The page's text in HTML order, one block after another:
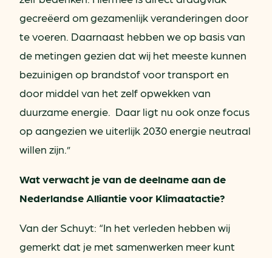
gecreëerd om gezamenlijk veranderingen door
te voeren. Daarnaast hebben we op basis van
de metingen gezien dat wij het meeste kunnen
bezuinigen op brandstof voor transport en
door middel van het zelf opwekken van
duurzame energie. Daar ligt nu ook onze focus
op aangezien we uiterlijk 2030 energie neutraal
willen zijn.”
Wat verwacht je van de deelname aan de
Nederlandse Alliantie voor Klimaatactie?
Van der Schuyt: “In het verleden hebben wij
gemerkt dat je met samenwerken meer kunt